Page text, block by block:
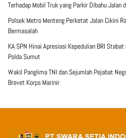
Terhadap Mobil Truk yang Parkir Dibahu Jalan
Polsek Metro Menteng Perketat Jalan Cikini
Bermasalah
KA SPN Hinai Apresiasi Kepedulian BRI
Polda Sumut
Wakil Panglima TNI dan Sejumlah Pejabat
Brevet Korps Marinir